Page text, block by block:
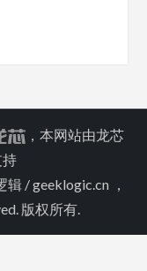
，本网站由龙芯
/ geeklogic.cn ，
版权所有.